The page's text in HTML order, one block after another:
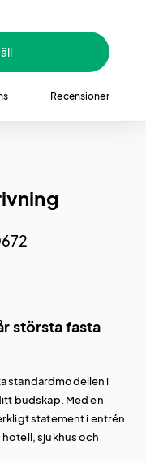
Recensioner
största fasta
standardmodellen i
budskap. Med en
statement i entrén
sjukhus och